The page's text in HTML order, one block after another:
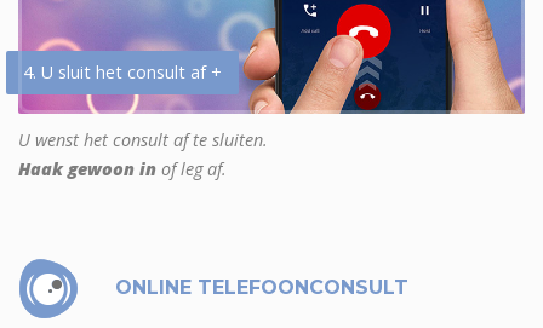
4. U sluit het consult af +
U wenst het consult af te sluiten.
Haak gewoon in of leg af.
ONLINE TELEFOONCONSULT